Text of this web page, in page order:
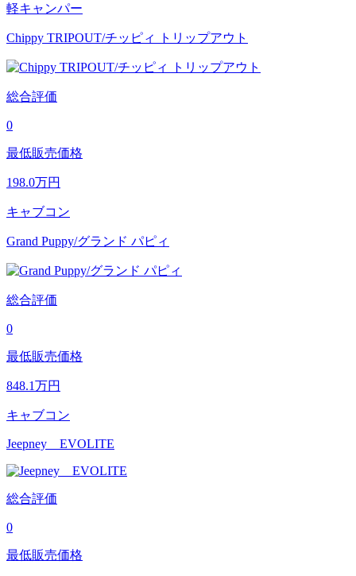
軽キャンパー
Chippy TRIPOUT/チッピィ トリップアウト
総合評価
0
最低販売価格
198.0万円
キャブコン
Grand Puppy/グランド パピィ
総合評価
0
最低販売価格
848.1万円
キャブコン
Jeepney EVOLITE
総合評価
0
最低販売価格